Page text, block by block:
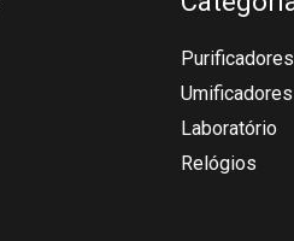
Purificadores
Umificadores
Laboratório
Relógios